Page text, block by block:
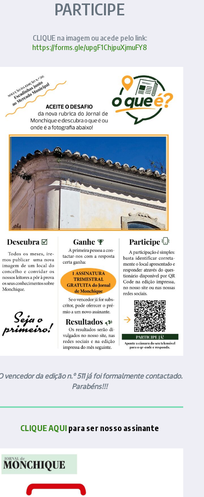
PARTICIPE
CLIQUE na imagem ou acede pelo link:
https://forms.gle/upgF1ChjpuXjmuFY8
vencedor da edição n.º 511 já foi formalmente contactado.
Parabéns!!!
CLIQUE AQUI para ser nosso assinante